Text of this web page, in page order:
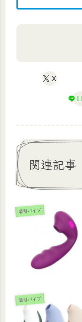
X
関連記事
吸引バイブ
吸引バイブ